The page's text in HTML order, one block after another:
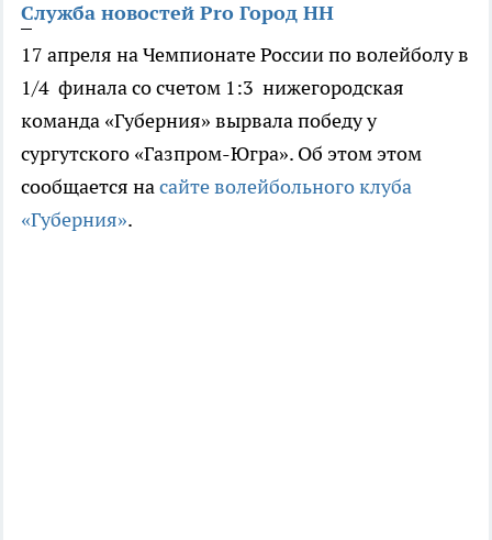
Служба новостей Pro Город НН
17 апреля на Чемпионате России по волейболу в
1/4 финала со счетом 1:3 нижегородская
команда «Губерния» вырвала победу у
сургутского «Газпром-Югра». Об этом этом
сообщается насайте волейбольного клуба
«Губерния».